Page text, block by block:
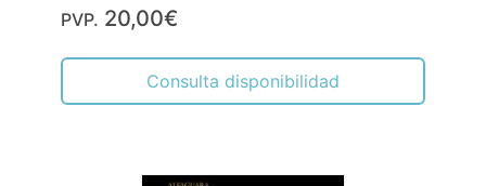
PVP. 20,00€
Consulta disponibilidad